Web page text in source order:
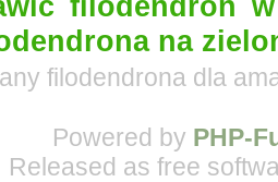
na
filodendrona dla
Powered by PHP-
Released as free